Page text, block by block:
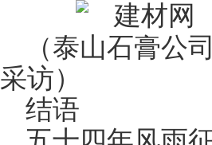
（泰山石膏公
采访）
结语